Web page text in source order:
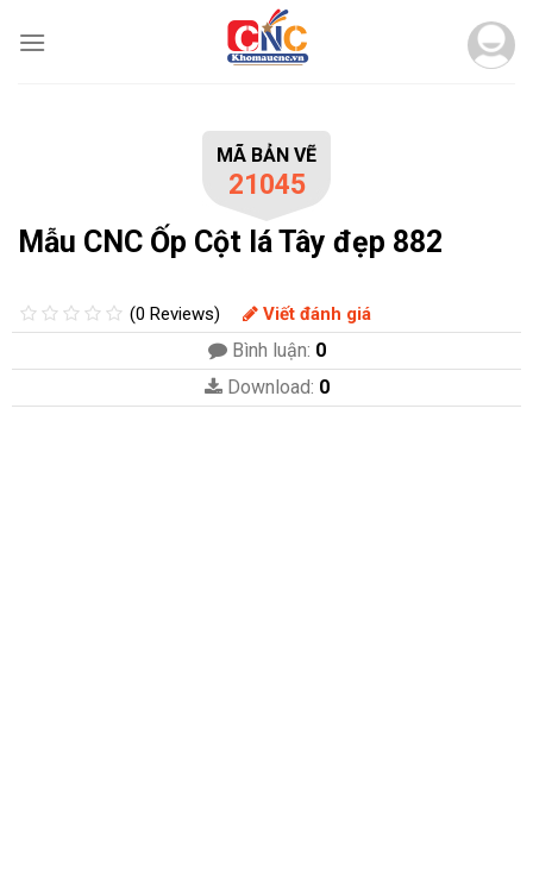
MÃ BẢN VẼ
21045
Mẫu CNC Ốp Cột lá Tây đẹp 882
(0 Reviews) Viết đánh giá
Bình luận: 0
Download: 0